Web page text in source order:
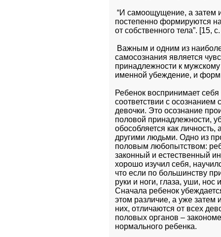
“И самоощущение, а затем
постепенно формируются
от собственного тела”. [15,
Важным и одним из
самосознания является
принадлежности к
именной убеждение, и
Ребенок воспринимает
соответствии с
девочки. Это осознание
половой принадлежности,
обособляется как
другими людьми. Одно из
половым любопытством:
законный и естественный
хорошо изучил себя,
что если по большинству
руки и ноги, глаза, уши, нос
Сначала ребенок
этом различие, а уже затем
них, отличаются от всех
половых органов –
нормального ребенка.